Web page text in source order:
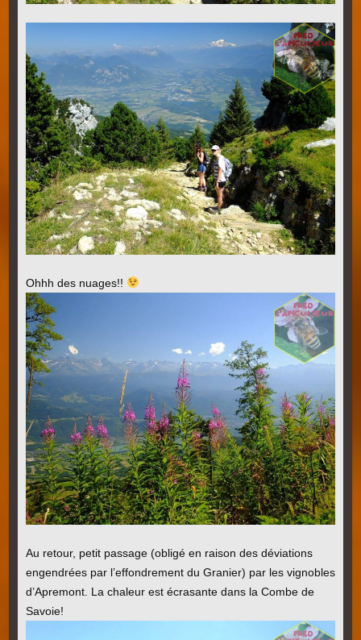
Ohhh des nuages!!
Au retour, petit passage (obligé en raison des déviations
engendrées par l’effondrement du Granier) par les vignobles
d’Apremont. La chaleur est écrasante dans la Combe de
Savoie!